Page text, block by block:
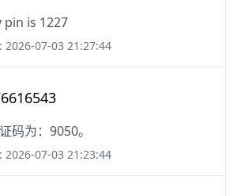
pin is 1227
2026-07-03 21:27:44
码为：9050。
2026-07-03 21:23:44